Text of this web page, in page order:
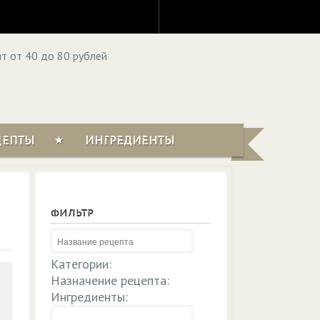
ИНГРЕДИЕНТЫ
ФИЛЬТР
Категории:
Назначение рецепта:
Ингредиенты: